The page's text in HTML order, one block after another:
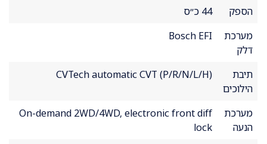
הספק
44 כ״ס
מערכת
דלק
Bosch EFI
תיבת
הילוכים
CVTech automatic CVT (P/R/N/L/H)
מערכת
הנעה
On-demand 2WD/4WD, electronic front diff
lock